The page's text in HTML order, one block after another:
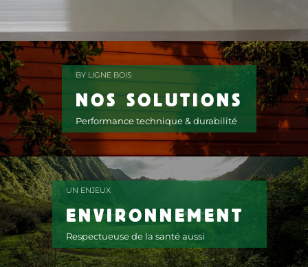
BY LIGNE BOIS
NOS SOLUTIONS
Performance technique & durabilité
UN ENJEUX
ENVIRONNEMENT
Respectueuse de la santé aussi